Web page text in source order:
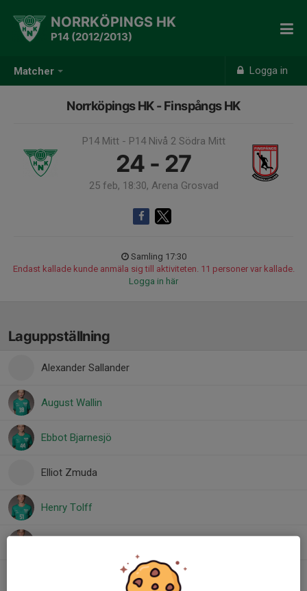
Matcher Logga in
NORRKÖPINGS HK
P14 (2012/2013)
Norrköpings HK - Finspångs HK
P14 Mitt - P14 Nivå 2 Södra Mitt
24 - 27
25 feb, 18:30, Arena Grosvad
Samling 17:30
Endast kallade kunde anmäla sig till aktiviteten. 11 personer var kallade.
Logga in här
Laguppställning
Alexander Sallander
August Wallin
Ebbot Bjarnesjö
Elliot Zmuda
Henry Tolff
Maximilian Söderman